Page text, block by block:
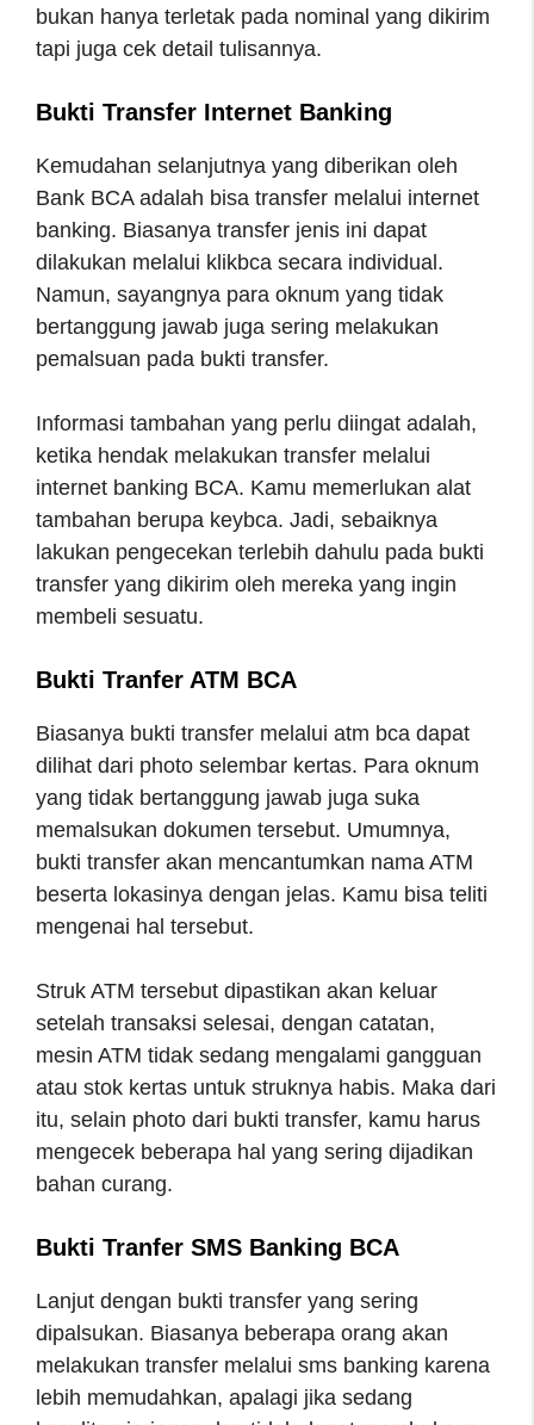
bukan hanya terletak pada nominal yang dikirim
tapi juga cek detail tulisannya.
Bukti Transfer Internet Banking
Kemudahan selanjutnya yang diberikan oleh
Bank BCA adalah bisa transfer melalui internet
banking. Biasanya transfer jenis ini dapat
dilakukan melalui klikbca secara individual.
Namun, sayangnya para oknum yang tidak
bertanggung jawab juga sering melakukan
pemalsuan pada bukti transfer.
Informasi tambahan yang perlu diingat adalah,
ketika hendak melakukan transfer melalui
internet banking BCA. Kamu memerlukan alat
tambahan berupa keybca. Jadi, sebaiknya
lakukan pengecekan terlebih dahulu pada bukti
transfer yang dikirim oleh mereka yang ingin
membeli sesuatu.
Bukti Tranfer ATM BCA
Biasanya bukti transfer melalui atm bca dapat
dilihat dari photo selembar kertas. Para oknum
yang tidak bertanggung jawab juga suka
memalsukan dokumen tersebut. Umumnya,
bukti transfer akan mencantumkan nama ATM
beserta lokasinya dengan jelas. Kamu bisa teliti
mengenai hal tersebut.
Struk ATM tersebut dipastikan akan keluar
setelah transaksi selesai, dengan catatan,
mesin ATM tidak sedang mengalami gangguan
atau stok kertas untuk struknya habis. Maka dari
itu, selain photo dari bukti transfer, kamu harus
mengecek beberapa hal yang sering dijadikan
bahan curang.
Bukti Tranfer SMS Banking BCA
Lanjut dengan bukti transfer yang sering
dipalsukan. Biasanya beberapa orang akan
melakukan transfer melalui sms banking karena
lebih memudahkan, apalagi jika sedang